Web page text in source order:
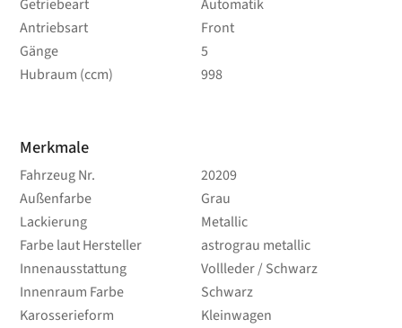
Getriebeart
Automatik
Antriebsart
Front
Gänge
5
Hubraum (ccm)
998
Merkmale
Fahrzeug Nr.
20209
Außenfarbe
Grau
Lackierung
Metallic
Farbe laut Hersteller
astrograu metallic
Innenausstattung
Vollleder / Schwarz
Innenraum Farbe
Schwarz
Karosserieform
Kleinwagen